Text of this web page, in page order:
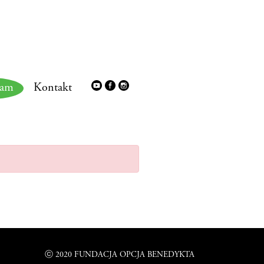
Kontakt
ⓒ 2020 FUNDACJA OPCJA BENEDYKTA